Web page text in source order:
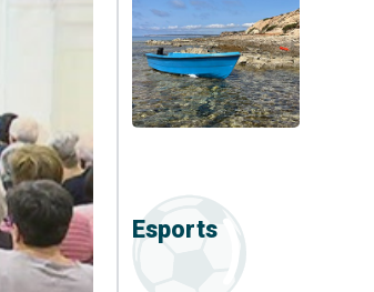
Esports